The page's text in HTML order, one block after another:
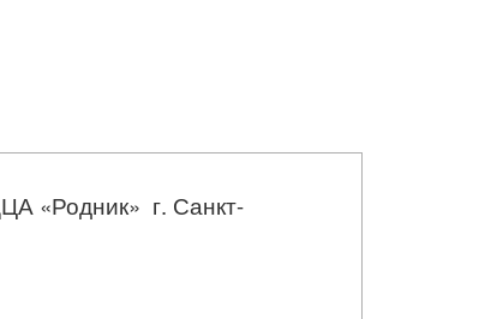
«Родник» г. Санкт-